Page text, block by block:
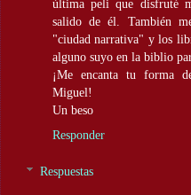
última peli que disfruté
salido de él. También
"ciudad narrativa" y los
alguno suyo en la biblio
¡Me encanta tu forma
Miguel!
Un beso
Responder
Respuestas